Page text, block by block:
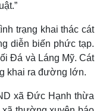
trạng khai thác cát
diễn biến phức tạp.
Đá và Láng Mỹ. Cát
khai ra đường lớn.
xã Đức Hạnh thừa